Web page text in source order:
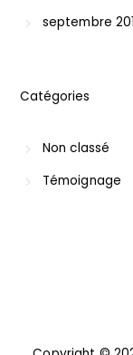
septembre
Catégories
Non classé
Témoignage